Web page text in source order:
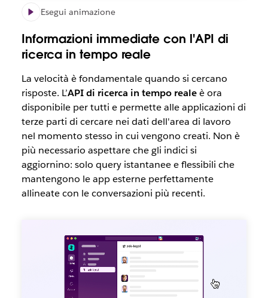
Esegui animazione
Informazioni immediate con l'API di
ricerca in tempo reale
La velocità è fondamentale quando si cercano
risposte. L’API di ricerca in tempo realeè ora
disponibile per tutti e permette alle applicazioni di
terze parti di cercare nei dati dell'area di lavoro
nel momento stesso in cui vengono creati. Non è
più necessario aspettare che gli indici si
aggiornino: solo query istantanee e flessibili che
mantengono le app esterne perfettamente
allineate con le conversazioni più recenti.